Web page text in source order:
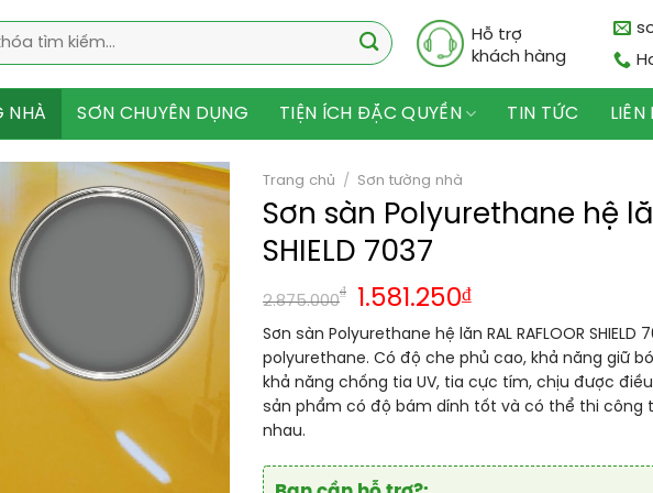
Hỗ trợ
khách hàng
NHÀ SƠN CHUYÊN DỤNG TIỆN ÍCH ĐẶC QUYỀN TIN TỨC LIÊN
Trang chủ / Sơn tường nhà
Sơn sàn Polyurethane hệ
SHIELD 7037
2.875.000
₫ 1.581.250₫
Sơn sàn Polyurethane hệ lăn RAL RAFLOOR
polyurethane. Có độ che phủ cao, khả năng giữ
khả năng chống tia UV, tia cực tím, chịu được
sản phẩm có độ bám dính tốt và có thể thi công
nhau.